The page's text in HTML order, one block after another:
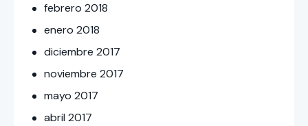
febrero2018
enero2018
diciembre2017
noviembre2017
mayo2017
abril2017